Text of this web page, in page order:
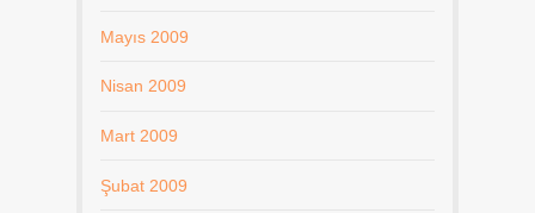
Mayıs 2009
Nisan 2009
Mart 2009
Şubat 2009